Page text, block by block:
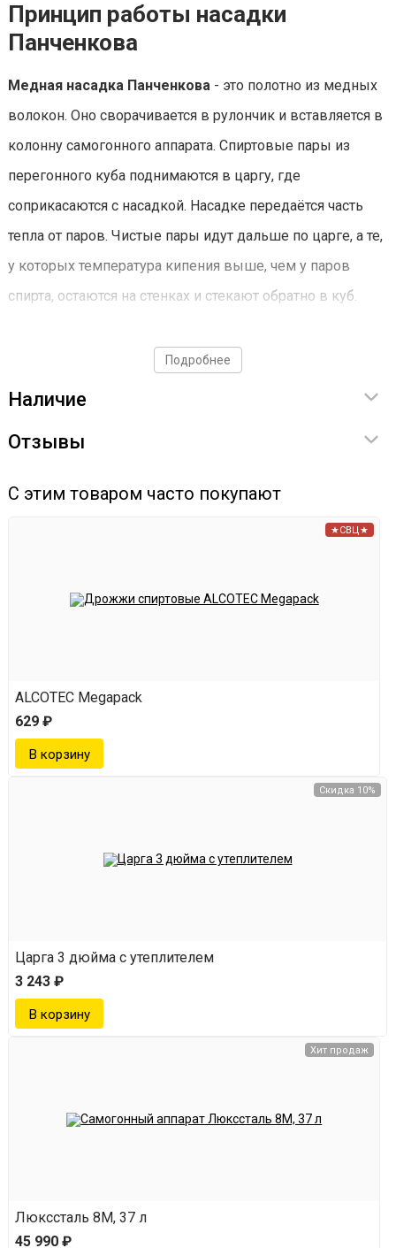
Принцип работы насадки
Панченкова
Медная насадка Панченкова - это полотно из медных
волокон. Оно сворачивается в рулончик и вставляется в
колонну самогонного аппарата. Спиртовые пары из
перегонного куба поднимаются в царгу, где
соприкасаются с насадкой. Насадке передаётся часть
тепла от паров. Чистые пары идут дальше по царге, а те,
у которых температура кипения выше, чем у паров
спирта, остаются на стенках и стекают обратно в куб.
Обслуживание
После каждой перегонки рекомендуем укладывать
Характеристики
Подробнее
Наличие
Отзывы
С этим товаром часто покупают
★СВЦ★
ALCOTEC Megapack
629 ₽
Скидка 10%
Царга 3 дюйма с утеплителем
3 243 ₽
Хит продаж
Люкссталь 8М, 37 л
45 990 ₽